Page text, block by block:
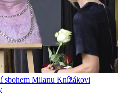
sbohem Milanu Knížákovi